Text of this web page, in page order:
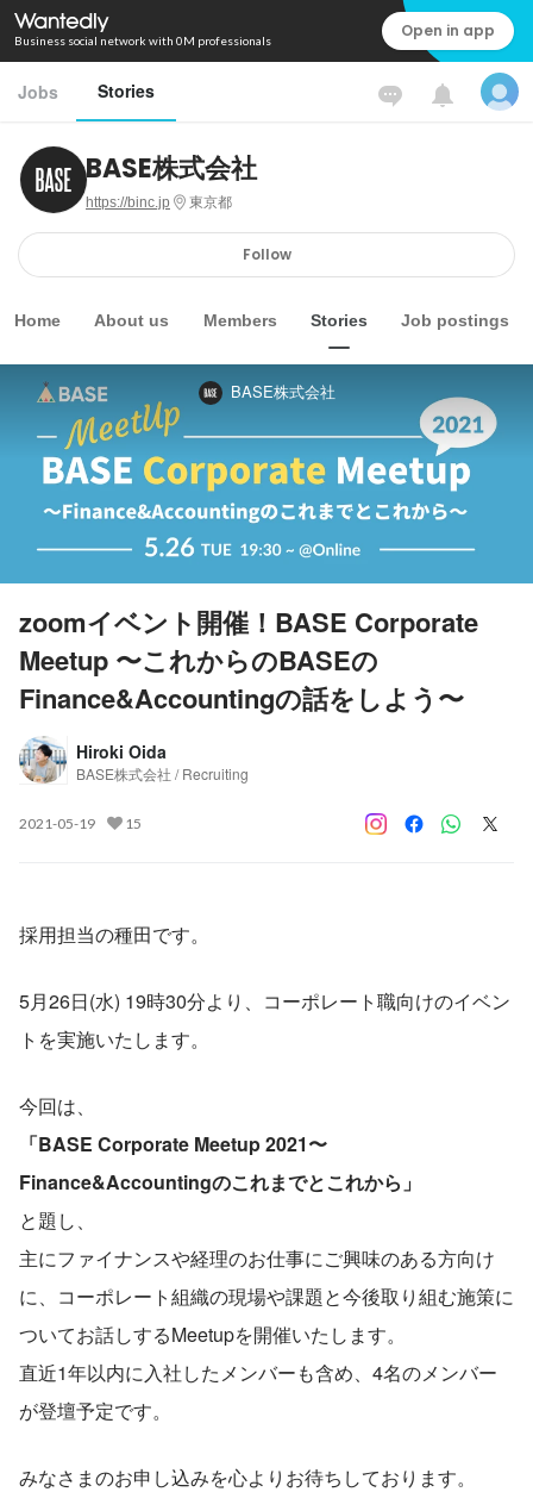
Business social network with 0M professionals Open in app
Jobs Stories
BASE株式会社
https://binc.jp 東京都
Follow
Home About us Members Stories Job postings
BASE株式会社
zoomイベント開催！BASE Corporate
Meetup 〜これからのBASEの
Finance&Accountingの話をしよう〜
Hiroki Oida
BASE株式会社 / Recruiting
2021-05-19 15
採用担当の種田です。
5月26日(水) 19時30分より、コーポレート職向けのイベン
トを実施いたします。
今回は、
「BASE Corporate Meetup 2021〜
Finance&Accountingのこれまでとこれから」
と題し、
主にファイナンスや経理のお仕事にご興味のある方向け
に、コーポレート組織の現場や課題と今後取り組む施策に
ついてお話しするMeetupを開催いたします。
直近1年以内に入社したメンバーも含め、4名のメンバー
が登壇予定です。
みなさまのお申し込みを心よりお待ちしております。